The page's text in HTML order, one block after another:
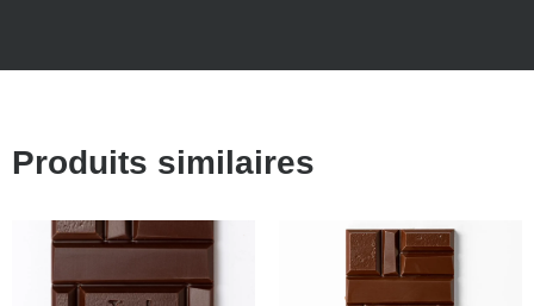
Produits similaires